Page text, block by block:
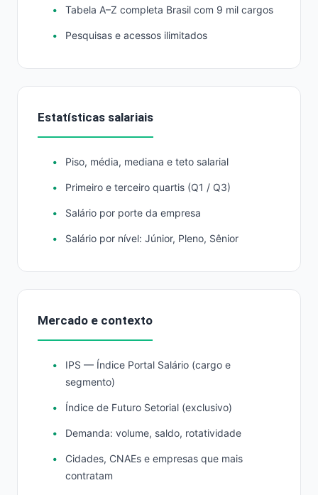
Tabela A–Z completa Brasil com 9 mil cargos
Pesquisas e acessos ilimitados
Estatísticas salariais
Piso, média, mediana e teto salarial
Primeiro e terceiro quartis (Q1 / Q3)
Salário por porte da empresa
Salário por nível: Júnior, Pleno, Sênior
Mercado e contexto
IPS — Índice Portal Salário (cargo e
segmento)
Índice de Futuro Setorial (exclusivo)
Demanda: volume, saldo, rotatividade
Cidades, CNAEs e empresas que mais
contratam